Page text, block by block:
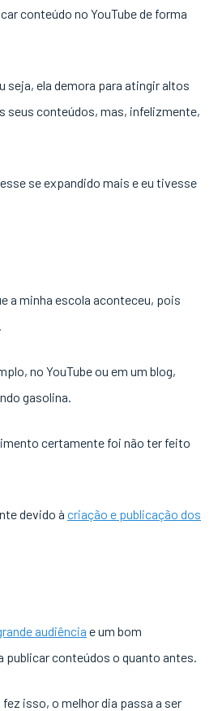
conteúdo no YouTube de forma
seja, ela demora para atingir altos
seus conteúdos, mas, infelizmente,
se expandido mais e eu tivesse
a minha escola aconteceu, pois
no YouTube ou em um blog,
gasolina.
certamente foi não ter feito
devido à criação e publicação dos
audiência e um bom
publicar conteúdos o quanto antes.
isso, o melhor dia passa a ser